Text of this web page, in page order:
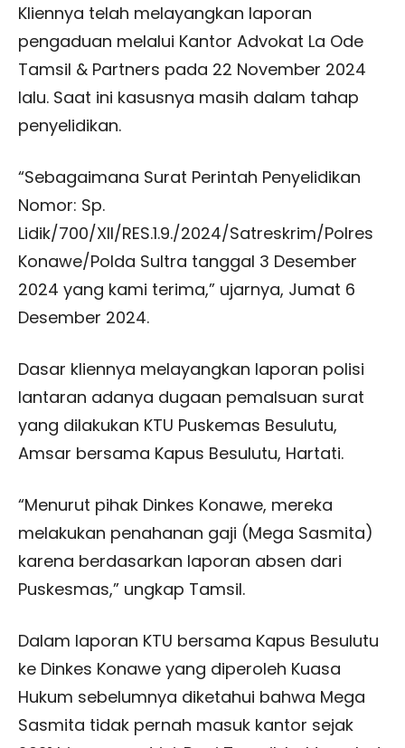
Kliennya telah melayangkan laporan
pengaduan melalui Kantor Advokat La Ode
Tamsil & Partners pada 22 November 2024
lalu. Saat ini kasusnya masih dalam tahap
penyelidikan.
“Sebagaimana Surat Perintah Penyelidikan
Nomor: Sp.
Lidik/700/XII/RES.1.9./2024/Satreskrim/Polres
Konawe/Polda Sultra tanggal 3 Desember
2024 yang kami terima,” ujarnya, Jumat 6
Desember 2024.
Dasar kliennya melayangkan laporan polisi
lantaran adanya dugaan pemalsuan surat
yang dilakukan KTU Puskemas Besulutu,
Amsar bersama Kapus Besulutu, Hartati.
“Menurut pihak Dinkes Konawe, mereka
melakukan penahanan gaji (Mega Sasmita)
karena berdasarkan laporan absen dari
Puskesmas,” ungkap Tamsil.
Dalam laporan KTU bersama Kapus Besulutu
ke Dinkes Konawe yang diperoleh Kuasa
Hukum sebelumnya diketahui bahwa Mega
Sasmita tidak pernah masuk kantor sejak